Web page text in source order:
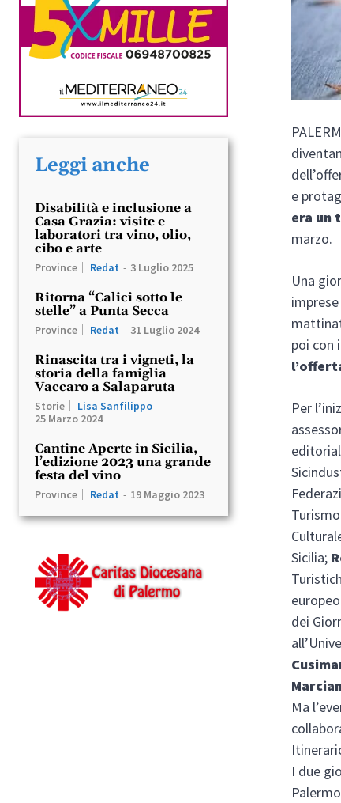
Leggi anche
Disabilità e inclusione a
Casa Grazia: visite e
laboratori tra vino, olio,
cibo e arte
Province Redat - 3 Luglio 2025
Ritorna “Calici sotto le
stelle” a Punta Secca
Province Redat - 31 Luglio 2024
Rinascita tra i vigneti, la
storia della famiglia
Vaccaro a Salaparuta
Storie Lisa Sanfilippo -
25 Marzo 2024
Cantine Aperte in Sicilia,
l’edizione 2023 una grande
festa del vino
Province Redat - 19 Maggio 2023
e
era un
marzo.
Una
poi con
Per
Sicilia;
dei
Ma
I due